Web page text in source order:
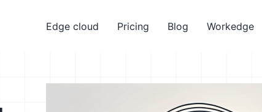
Edge cloud Pricing Blog Workedge